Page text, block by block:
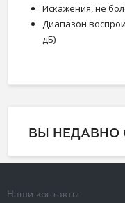
Искажения, не
Диапазон
дБ)
ВЫ НЕДАВНО
Наши контакты